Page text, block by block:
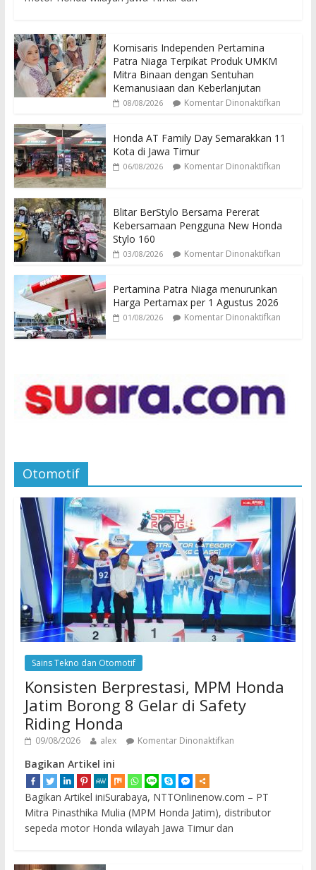
Komisaris Independen Pertamina
Patra Niaga Terpikat Produk UMKM
Mitra Binaan dengan Sentuhan
Kemanusiaan dan Keberlanjutan
08/08/2026 Komentar Dinonaktifkan
Honda AT Family Day Semarakkan 11
Kota di Jawa Timur
06/08/2026 Komentar Dinonaktifkan
Blitar BerStylo Bersama Pererat
Kebersamaan Pengguna New Honda
Stylo 160
03/08/2026 Komentar Dinonaktifkan
Pertamina Patra Niaga menurunkan
Harga Pertamax per 1 Agustus 2026
01/08/2026 Komentar Dinonaktifkan
Otomotif
Sains Tekno dan Otomotif
Konsisten Berprestasi, MPM Honda
Jatim Borong 8 Gelar di Safety
Riding Honda
09/08/2026 alex Komentar Dinonaktifkan
Bagikan Artikel ini
Bagikan Artikel iniSurabaya, NTTOnlinenow.com – PT
Mitra Pinasthika Mulia (MPM Honda Jatim), distributor
sepeda motor Honda wilayah Jawa Timur dan